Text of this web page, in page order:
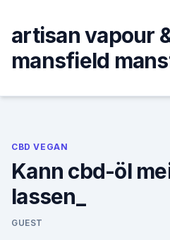
content
artisan vapour
mansfield
CBD VEGAN
Kann cbd-öl
lassen_
GUEST